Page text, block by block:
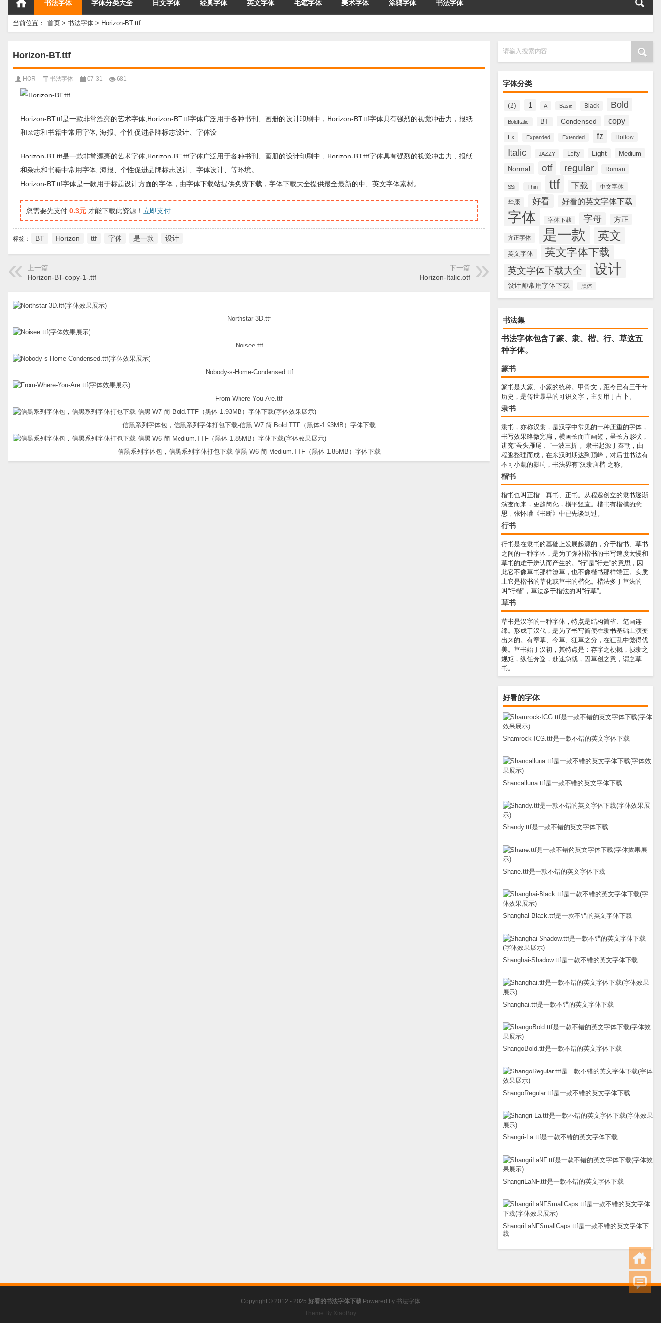
书法字体 字体分类大全 日文字体 经典字体 英文字体 毛笔字体 美术字体 涂鸦字体 书法字体
当前位置： 首页 > 书法字体 > Horizon-BT.ttf
请输入搜索内容
字体分类
(2) 1 A Basic Black Bold
BoldItalic BT Condensed copy
Ex Expanded Extended fz Hollow
Italic JAZZY Lefty Light Medium
Normal otf regular Roman
SSi Thin ttf 下载 中文字体
华康 好看 好看的英文字体下载
字体 字体下载 字母 方正
方正字体 是一款 英文
英文字体 英文字体下载
英文字体下载大全 设计
设计师常用字体下载 黑体
书法集
书法字体包含了篆、隶、楷、行、草这五
种字体。
篆书
篆书是大篆、小篆的统称。甲骨文，距今已有三千年
历史，是传世最早的可识文字，主要用于占卜。
隶书
隶书，亦称汉隶，是汉字中常见的一种庄重的字体，
书写效果略微宽扁，横画长而直画短，呈长方形状，
讲究“蚕头雁尾”、“一波三折”。隶书起源于秦朝，由
程邈整理而成，在东汉时期达到顶峰，对后世书法有
不可小觑的影响，书法界有“汉隶唐楷”之称。
楷书
楷书也叫正楷、真书、正书。从程邈创立的隶书逐渐
演变而来，更趋简化，横平竖直。楷书有楷模的意
思，张怀瓘《书断》中已先谈到过。
行书
行书是在隶书的基础上发展起源的，介于楷书、草书
之间的一种字体，是为了弥补楷书的书写速度太慢和
草书的难于辨认而产生的。“行”是“行走”的意思，因
此它不像草书那样潦草，也不像楷书那样端正。实质
上它是楷书的草化或草书的楷化。楷法多于草法的
叫“行楷”，草法多于楷法的叫“行草”。
草书
草书是汉字的一种字体，特点是结构简省、笔画连
绵。形成于汉代，是为了书写简便在隶书基础上演变
出来的。有章草、今草、狂草之分，在狂乱中觉得优
美。草书始于汉初，其特点是：存字之梗概，损隶之
规矩，纵任奔逸，赴速急就，因草创之意，谓之草
书。
好看的字体
Shamrock-ICG.ttf是一款不错的英文字体下载
Shancalluna.ttf是一款不错的英文字体下载
Shandy.ttf是一款不错的英文字体下载
Shane.ttf是一款不错的英文字体下载
Shanghai-Black.ttf是一款不错的英文字体下载
Shanghai-Shadow.ttf是一款不错的英文字体下载
Shanghai.ttf是一款不错的英文字体下载
ShangoBold.ttf是一款不错的英文字体下载
ShangoRegular.ttf是一款不错的英文字体下载
Shangri-La.ttf是一款不错的英文字体下载
ShangriLaNF.ttf是一款不错的英文字体下载
ShangriLaNFSmallCaps.ttf是一款不错的英文字体下
载
Horizon-BT.ttf
HOR 书法字体 07-31 681
Horizon-BT.ttf是一款非常漂亮的艺术字体,Horizon-BT.ttf字体广泛用于各种书刊、画册的设计印刷中，Horizon-BT.ttf字体具有强烈的视觉冲击力，报纸
和杂志和书籍中常用字体, 海报、个性促进品牌标志设计、字体设
Horizon-BT.ttf是一款非常漂亮的艺术字体,Horizon-BT.ttf字体广泛用于各种书刊、画册的设计印刷中，Horizon-BT.ttf字体具有强烈的视觉冲击力，报纸
和杂志和书籍中常用字体, 海报、个性促进品牌标志设计、字体设计、等环境。
Horizon-BT.ttf字体是一款用于标题设计方面的字体，由字体下载站提供免费下载，字体下载大全提供最全最新的中、英文字体素材。
您需要先支付 0.3元 才能下载此资源！ 立即支付
标签： BT Horizon ttf 字体 是一款 设计
上一篇
Horizon-BT-copy-1-.ttf
下一篇
Horizon-Italic.otf
Northstar-3D.ttf
Noisee.ttf
Nobody-s-Home-Condensed.ttf
From-Where-You-Are.ttf
信黑系列字体包，信黑系列字体打包下载-信黑 W7 简 Bold.TTF（黑体-1.93MB）字体下载
信黑系列字体包，信黑系列字体打包下载-信黑 W6 简 Medium.TTF（黑体-1.85MB）字体下载
Copyright © 2012 - 2025 好看的书法字体下载 Powered by 书法字体
Theme By XiaoBoy